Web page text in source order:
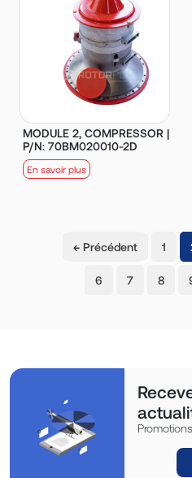
MODULE 2, COMPRESSOR |
P/N: 70BM020010-2D
En savoir plus
← Précédent 1
6 7 8